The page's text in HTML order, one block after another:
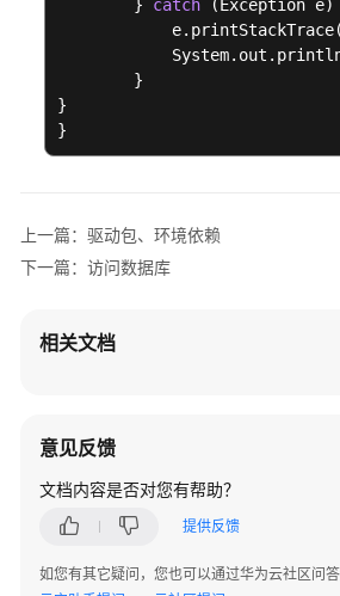
参
考
术
语
任
云
务
协
	}
catch (Exception
        }
}
}
上一篇：驱动包、环境依赖
下一篇：访问数据库
相关文档
意见反馈
文档内容是否对您有帮助？
提供反馈
如您有其它疑问，您也可以通过华为云社区问